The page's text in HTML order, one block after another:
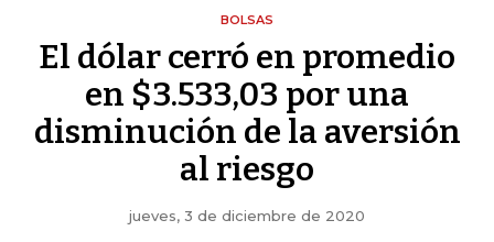
BOLSAS
El dólar cerró en promedio
en $3.533,03 por una
disminución de la aversión
al riesgo
jueves, 3 de diciembre de 2020